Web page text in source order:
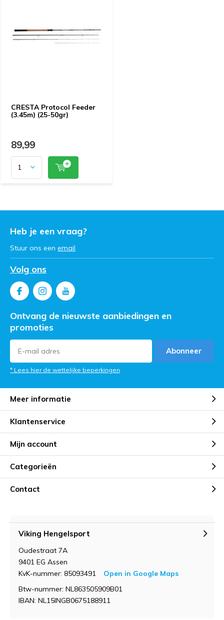
CRESTA Protocol Feeder
(3.45m) (25-50gr)
89,99
Heb je een vraag?
Stuur ons een email
Volg ons
Ontvang de nieuwste aanbiedingen en
promoties
Abonneer
* Lees hier de wettelijke beperkingen
Meer informatie
Klantenservice
Mijn account
Categorieën
Contact
Viking Hengelsport
Oudestraat 7A
9401 EG Assen
KvK-nummer: 85093491
Open in Google Maps
Btw-nummer: NL863505909B01
IBAN: NL15INGB0675188911